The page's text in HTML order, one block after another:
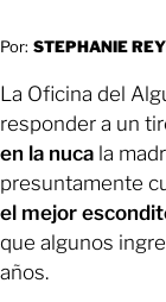
Por: STEPHANIE
La Oficina del
responder a un
en la nuca la
presuntamente
el mejor
que algunos
años.